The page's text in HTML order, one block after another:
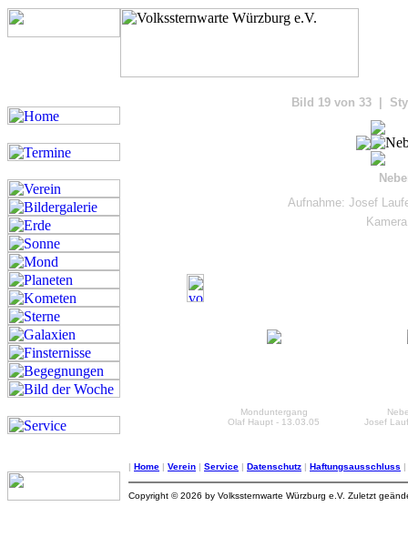
Bild 19 von 33 |
Aufnahme: Josef
Monduntergang
Olaf Haupt - 13.03.05
Josef
| Home | Verein | Service | Datenschutz | Haftungsausschluss |
Copyright © 2026 by Volkssternwarte Würzburg e.V. Zuletzt